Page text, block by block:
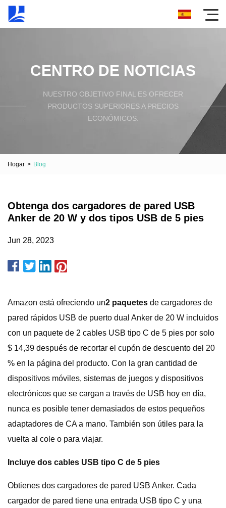
CENTRO DE NOTICIAS
NUESTRO OBJETIVO FINAL ES OFRECER
PRODUCTOS SUPERIORES A PRECIOS
ECONÓMICOS.
Hogar > Blog
Obtenga dos cargadores de pared USB
Anker de 20 W y dos tipos USB de 5 pies
Jun 28, 2023
Amazon está ofreciendo un2 paquetes de cargadores de
pared rápidos USB de puerto dual Anker de 20 W incluidos
con un paquete de 2 cables USB tipo C de 5 pies por solo
$ 14,39 después de recortar el cupón de descuento del 20
% en la página del producto. Con la gran cantidad de
dispositivos móviles, sistemas de juegos y dispositivos
electrónicos que se cargan a través de USB hoy en día,
nunca es posible tener demasiados de estos pequeños
adaptadores de CA a mano. También son útiles para la
vuelta al cole o para viajar.
Incluye dos cables USB tipo C de 5 pies
Obtienes dos cargadores de pared USB Anker. Cada
cargador de pared tiene una entrada USB tipo C y una